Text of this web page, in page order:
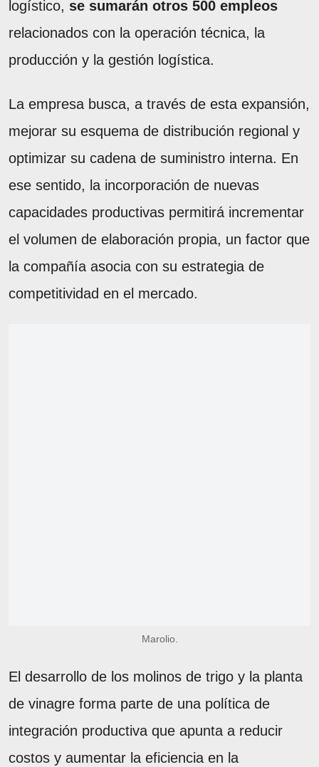
logístico, se sumarán otros 500 empleos
relacionados con la operación técnica, la
producción y la gestión logística.
La empresa busca, a través de esta expansión,
mejorar su esquema de distribución regional y
optimizar su cadena de suministro interna. En
ese sentido, la incorporación de nuevas
capacidades productivas permitirá incrementar
el volumen de elaboración propia, un factor que
la compañía asocia con su estrategia de
competitividad en el mercado.
Marolio.
El desarrollo de los molinos de trigo y la planta
de vinagre forma parte de una política de
integración productiva que apunta a reducir
costos y aumentar la eficiencia en la